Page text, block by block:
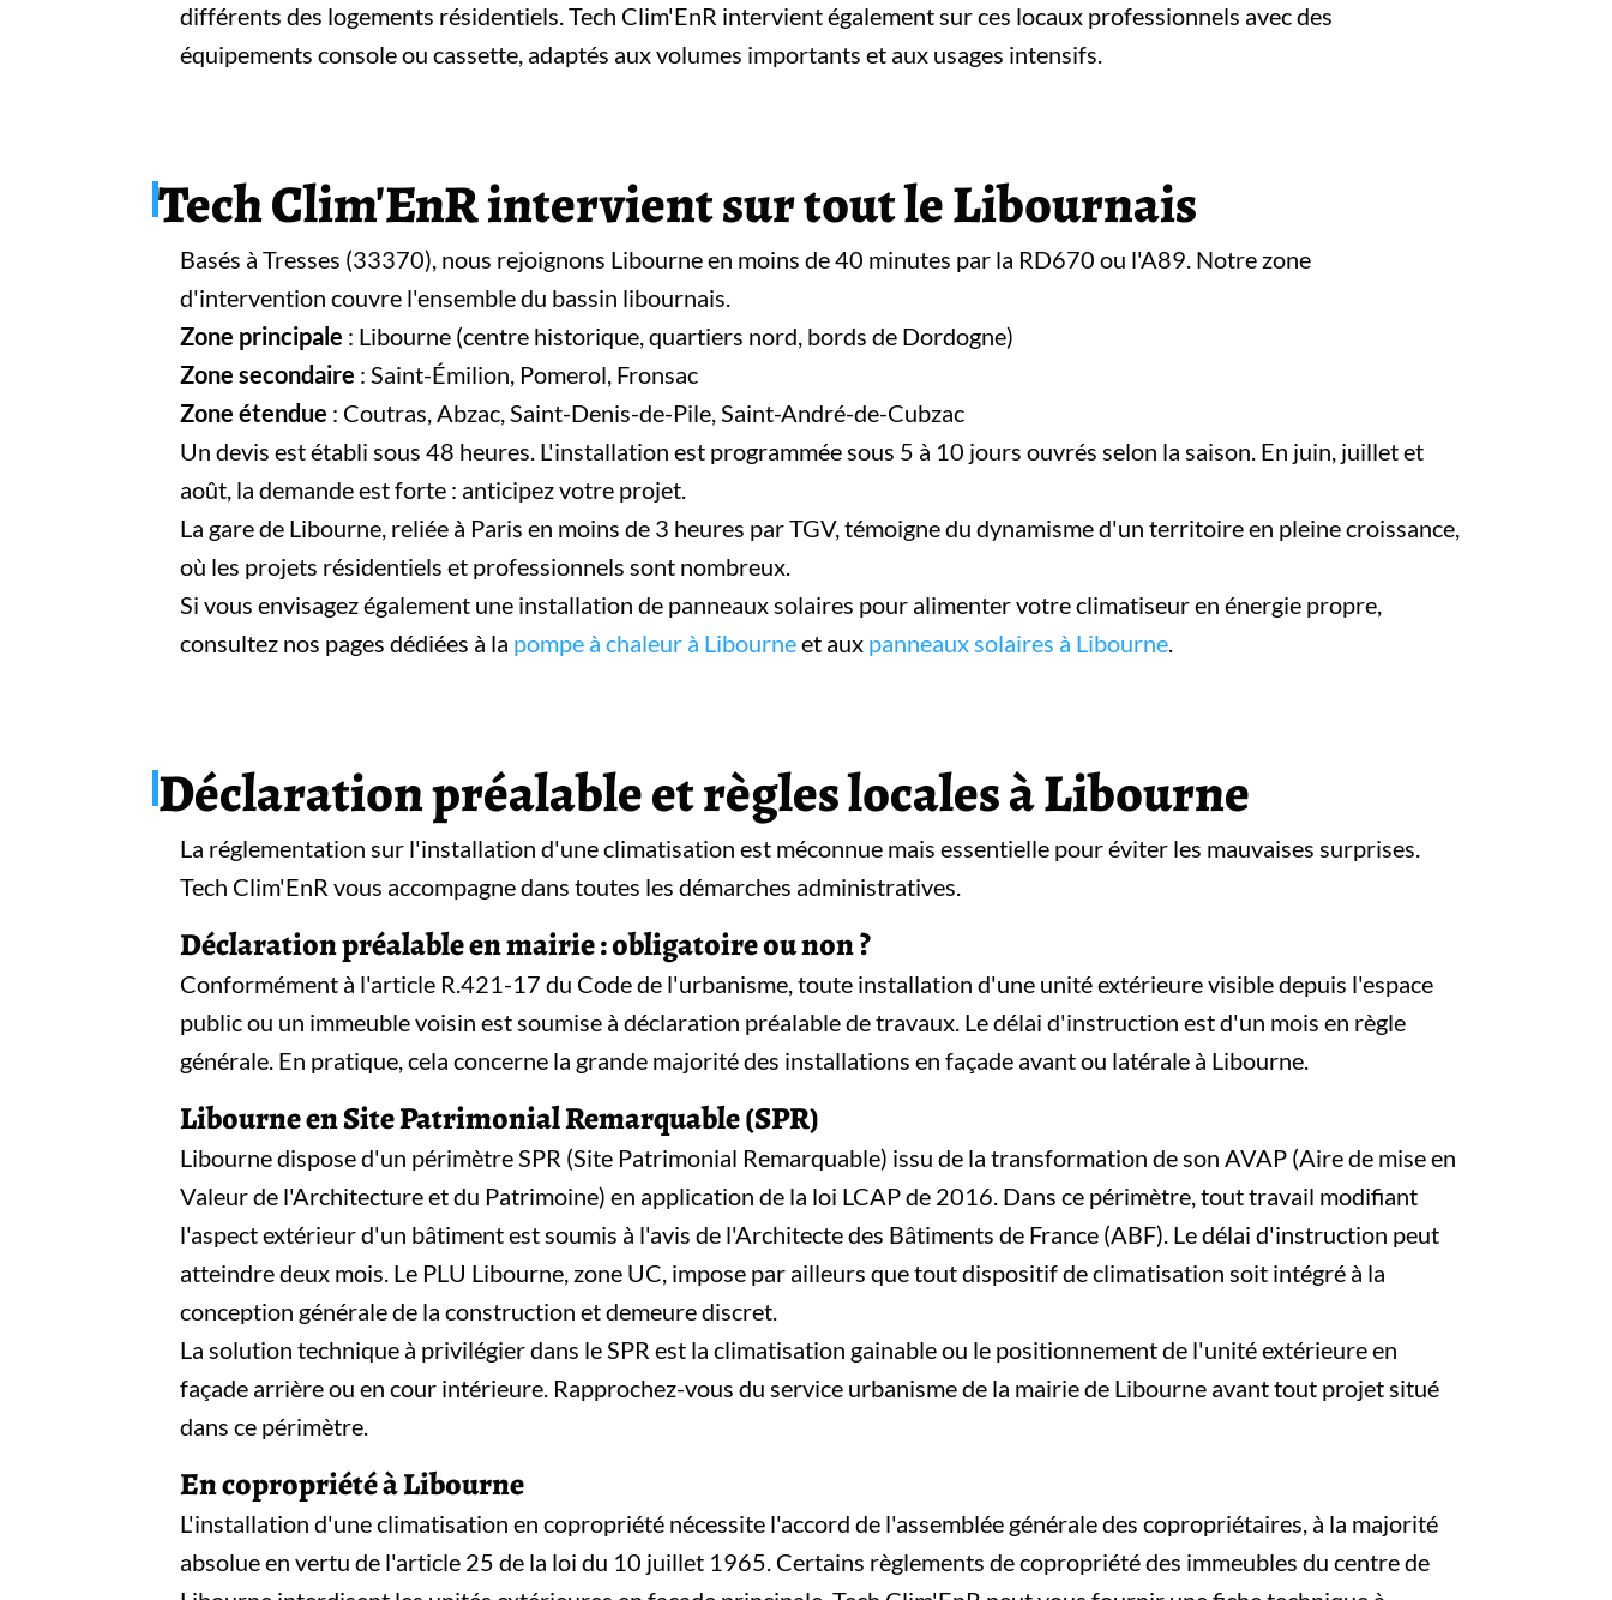
différents des logements résidentiels. Tech Clim'EnR intervient également sur ces locaux professionnels avec des
équipements console ou cassette, adaptés aux volumes importants et aux usages intensifs.
Tech Clim'EnR intervient sur tout le Libournais
Basés à Tresses (33370), nous rejoignons Libourne en moins de 40 minutes par la RD670 ou l'A89. Notre zone
d'intervention couvre l'ensemble du bassin libournais.
Zone principale : Libourne (centre historique, quartiers nord, bords de Dordogne)
Zone secondaire : Saint-Émilion, Pomerol, Fronsac
Zone étendue : Coutras, Abzac, Saint-Denis-de-Pile, Saint-André-de-Cubzac
Un devis est établi sous 48 heures. L'installation est programmée sous 5 à 10 jours ouvrés selon la saison. En juin, juillet et
août, la demande est forte : anticipez votre projet.
La gare de Libourne, reliée à Paris en moins de 3 heures par TGV, témoigne du dynamisme d'un territoire en pleine croissance,
où les projets résidentiels et professionnels sont nombreux.
Si vous envisagez également une installation de panneaux solaires pour alimenter votre climatiseur en énergie propre,
consultez nos pages dédiées à la pompe à chaleur à Libourneet aux panneaux solaires à Libourne.
Déclaration préalable et règles locales à Libourne
La réglementation sur l'installation d'une climatisation est méconnue mais essentielle pour éviter les mauvaises surprises.
Tech Clim'EnR vous accompagne dans toutes les démarches administratives.
Déclaration préalable en mairie : obligatoire ou non ?
Conformément à l'article R.421-17 du Code de l'urbanisme, toute installation d'une unité extérieure visible depuis l'espace
public ou un immeuble voisin est soumise à déclaration préalable de travaux. Le délai d'instruction est d'un mois en règle
générale. En pratique, cela concerne la grande majorité des installations en façade avant ou latérale à Libourne.
Libourne en Site Patrimonial Remarquable (SPR)
Libourne dispose d'un périmètre SPR (Site Patrimonial Remarquable) issu de la transformation de son AVAP (Aire de mise en
Valeur de l'Architecture et du Patrimoine) en application de la loi LCAP de 2016. Dans ce périmètre, tout travail modifiant
l'aspect extérieur d'un bâtiment est soumis à l'avis de l'Architecte des Bâtiments de France (ABF). Le délai d'instruction peut
atteindre deux mois. Le PLU Libourne, zone UC, impose par ailleurs que tout dispositif de climatisation soit intégré à la
conception générale de la construction et demeure discret.
La solution technique à privilégier dans le SPR est la climatisation gainable ou le positionnement de l'unité extérieure en
façade arrière ou en cour intérieure. Rapprochez-vous du service urbanisme de la mairie de Libourne avant tout projet situé
dans ce périmètre.
En copropriété à Libourne
L'installation d'une climatisation en copropriété nécessite l'accord de l'assemblée générale des copropriétaires, à la majorité
absolue en vertu de l'article 25 de la loi du 10 juillet 1965. Certains règlements de copropriété des immeubles du centre de